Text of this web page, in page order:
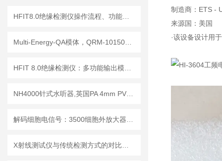
制造商：ETS -
来源国：美国
·该设备设计用